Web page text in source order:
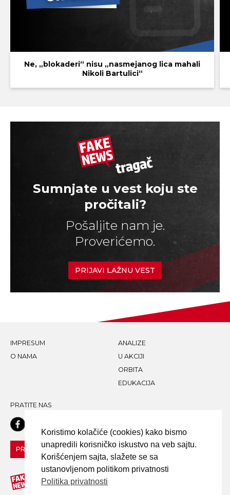
Ne, „blokaderi“ nisu „nasmejanog lica mahali
Nikoli Bartulici“
Sumnjate u vest koju ste
pročitali?
Pošaljite nam je.
Proverićemo.
PRIJAVI LAŽNU VEST
IMPRESUM
O NAMA
ANALIZE
U AKCIJI
ORBITA
EDUKACIJA
PRATITE NAS
PRIJAVI LAŽNU VEST!
Koristimo kolačiće (cookies) kako bismo
unapredili korisničko iskustvo na veb sajtu.
Korišćenjem sajta, slažete se sa
ustanovljenom politikom privatnosti
Politika privatnosti